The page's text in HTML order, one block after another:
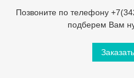
Позвоните по телефону
подберем Вам